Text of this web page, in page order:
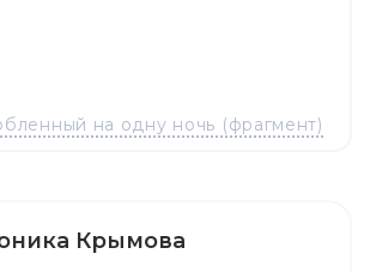
на одну ночь (фрагмент)
Крымова